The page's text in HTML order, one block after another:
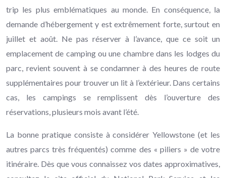
trip les plus emblématiques au monde. En conséquence, la
demande d’hébergement y est extrêmement forte, surtout en
juillet et août. Ne pas réserver à l’avance, que ce soit un
emplacement de camping ou une chambre dans les lodges du
parc, revient souvent à se condamner à des heures de route
supplémentaires pour trouver un lit à l’extérieur. Dans certains
cas, les campings se remplissent dès l’ouverture des
réservations, plusieurs mois avant l’été.
La bonne pratique consiste à considérer Yellowstone (et les
autres parcs très fréquentés) comme des « piliers » de votre
itinéraire. Dès que vous connaissez vos dates approximatives,